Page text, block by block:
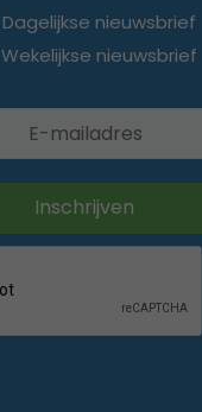
Dagelijkse nieuwsbrief
Wekelijkse nieuwsbrief